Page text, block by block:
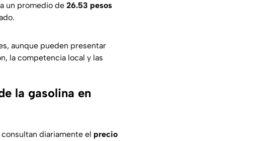
un promedio de 26.53 pesos
aunque pueden presentar
la competencia local y las
la gasolina en
diariamente el precio